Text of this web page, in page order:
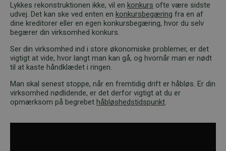
Lykkes rekonstruktionen ikke, vil en konkurs ofte være sidste
udvej. Det kan ske ved enten en konkursbegæring fra en af
dine kreditorer eller en egen konkursbegæring, hvor du selv
begærer din virksomhed konkurs.
Ser din virksomhed ind i store økonomiske problemer, er det
vigtigt at vide, hvor langt man kan gå, og hvornår man er nødt
til at kaste håndklædet i ringen.
Man skal senest stoppe, når en fremtidig drift er håbløs. Er din
virksomhed nødlidende, er det derfor vigtigt at du er
opmærksom på begrebet håbløshedstidspunkt.